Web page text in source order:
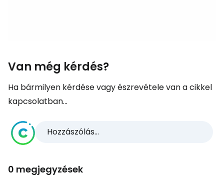
Van még kérdés?
Ha bármilyen kérdése vagy észrevétele van a cikkel
kapcsolatban...
Hozzászólás...
0 megjegyzések